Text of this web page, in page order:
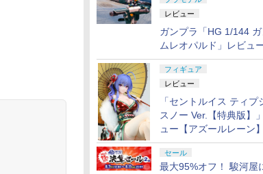
レビュー
ガンプラ「HG 1/144
ムレオパルド」レビュ
フィギュア
レビュー
「セントルイス ティプ
スノー Ver.【特典版】
ュー【アズールレーン】
セール
最大95%オフ！ 駿河屋